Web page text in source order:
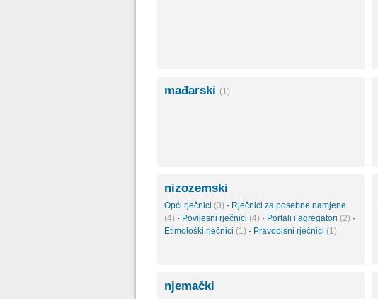
mađarski (1)
nizozemski
Opći rječnici (3) · Rječnici za posebne namjene
(4) · Povijesni rječnici (4) · Portali i agregatori (2) ·
Etimološki rječnici (1) · Pravopisni rječnici (1)
njemački